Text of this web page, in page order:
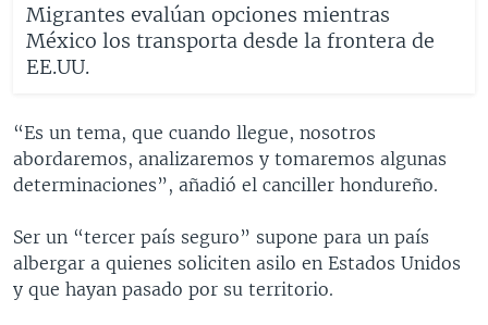
Migrantes evalúan opciones mientras
México los transporta desde la frontera de
EE.UU.
“Es un tema, que cuando llegue, nosotros
abordaremos, analizaremos y tomaremos algunas
determinaciones”, añadió el canciller hondureño.
Ser un “tercer país seguro” supone para un país
albergar a quienes soliciten asilo en Estados Unidos
y que hayan pasado por su territorio.